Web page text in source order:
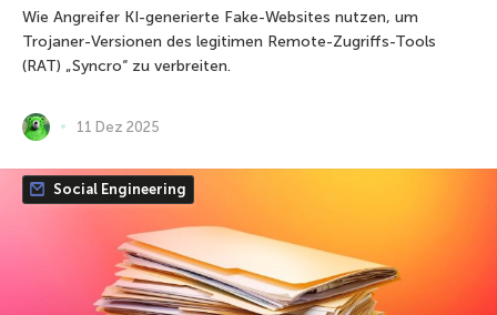
Wie Angreifer KI-generierte Fake-Websites nutzen, um
Trojaner-Versionen des legitimen Remote-Zugriffs-Tools
(RAT) „Syncro“ zu verbreiten.
11 Dez 2025
Social Engineering